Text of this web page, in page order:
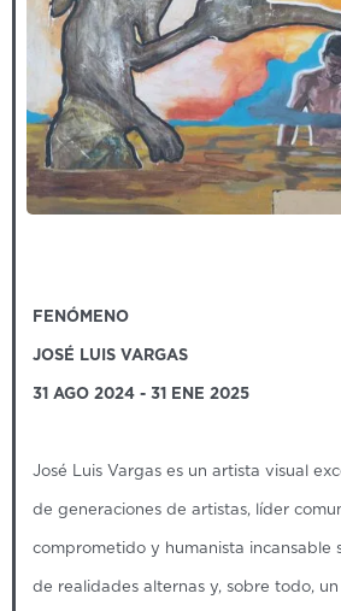
FENÓMENO
JOSÉ LUIS VARGAS
31 AGO 2024 - 31 ENE 2025
José Luis Vargas es un artista visual
de generaciones de artistas, líder
comprometido y humanista incansable
de realidades alternas y, sobre todo,